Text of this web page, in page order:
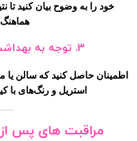
خود را به وضوح بیان کنید تا
3. توجه به
اطمینان حاصل کنید که سالن یا
استریل و رنگ‌های با
مراقبت های پس از